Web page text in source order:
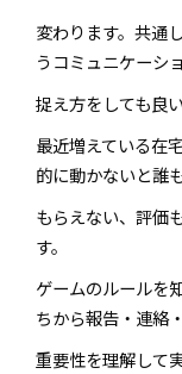
変わります。共通
うコミュニケーシ
捉え方をしても良
最近増えている在
的に動かないと誰
もらえない、評価
す。
ゲームのルールを
ちから報告・連絡
重要性を理解して